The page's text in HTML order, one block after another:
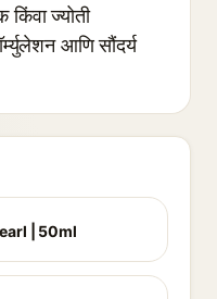
ज्योती
आणि सौंदर्य
| 50ml